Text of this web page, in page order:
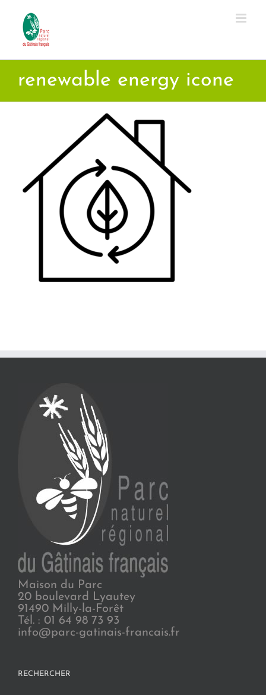
contenu
renewable energy icone
Maison du Parc
20 boulevard Lyautey
91490 Milly-la-Forêt
Tél. : 01 64 98 73 93
info@parc-gatinais-francais.fr
RECHERCHER